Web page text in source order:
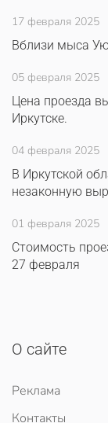
17 февраля 2025
Вблизи мыса
05 февраля 2025
Цена проезда
Иркутске.
04 февраля 2025
В Иркутской
незаконную
01 февраля 2025
Стоимость
27 февраля
О сайте
Реклама
Контакты